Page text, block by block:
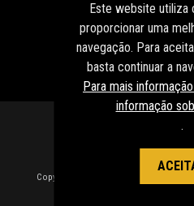
Copyright 2022 - 2026 © Vermeer
Este website utiliza
proporcionar uma
navegação. Para
basta continuar a
Para mais
informação
.